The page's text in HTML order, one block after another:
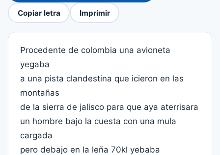
Copiar letra Imprimir
Procedente de colombia una avioneta
yegaba
a una pista clandestina que icieron en las
montañas
de la sierra de jalisco para que aya aterrisara
un hombre bajo la cuesta con una mula
cargada
pero debajo en la leña 70kl yebaba